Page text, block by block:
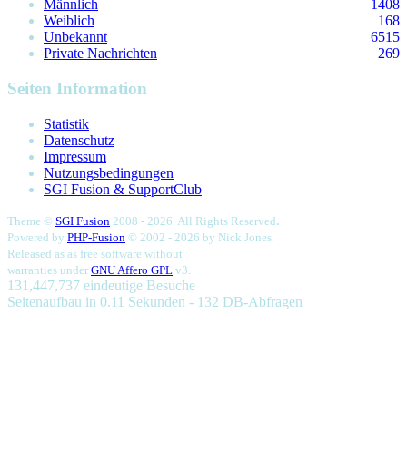
Männlich
1408
Weiblich
168
Unbekannt
6515
Private Nachrichten
269
Seiten Information
Statistik
Datenschutz
Impressum
Nutzungsbedingungen
SGI Fusion & SupportClub
Theme © SGI Fusion 2008 - 2026. All Rights Reserved.
Powered by PHP-Fusion © 2002 - 2026 by Nick Jones.
Released as as free software without
warranties under GNU Affero GPL v3.
131,447,737 eindeutige Besuche
Seitenaufbau in 0.11 Sekunden - 132 DB-Abfragen